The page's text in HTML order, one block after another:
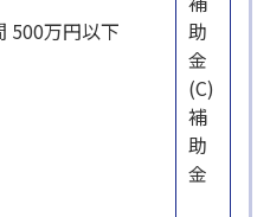
500万円以下
助
金
(C)
補
助
金